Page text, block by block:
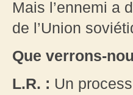
Mais l’ennemi a
de l’Union
Que verrons-
L.R. : Un